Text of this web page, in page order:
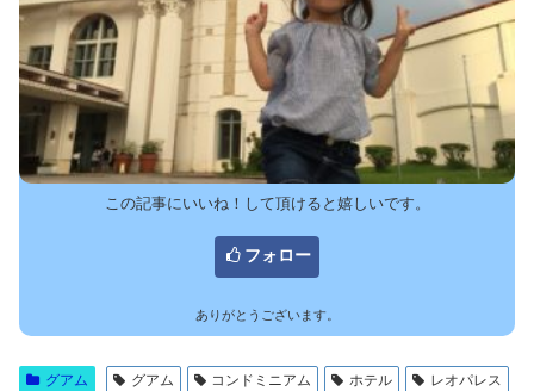
この記事にいいね！して頂けると嬉しいです。
フォロー
ありがとうございます。
グアム グアム コンドミニアム ホテル
レオパレス